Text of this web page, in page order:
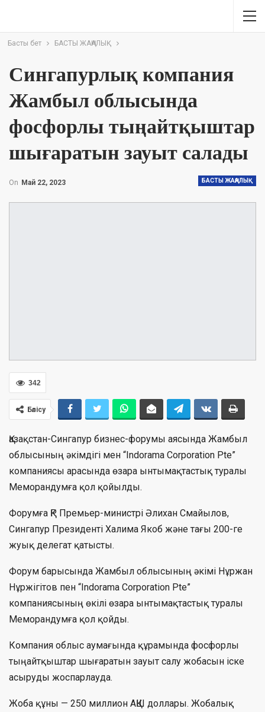
Басты бет БАСТЫ ЖАҢАЛЫҚ
Сингапурлық компания
Жамбыл облысында
фосфорлы тыңайтқыштар
шығаратын зауыт салады
БАСТЫ ЖАҢАЛЫҚ
On Май 22, 2023
342
Бөлісу
Қазақстан-Сингапур бизнес-форумы аясында Жамбыл
облысының әкімдігі мен “Indorama Corporation Pte”
компаниясы арасында өзара ынтымақтастық туралы
Меморандумға қол қойылды.
Форумға ҚР Премьер-министрі Әлихан Смайылов,
Сингапур Президенті Халима Якоб және тағы 200-ге
жуық делегат қатысты.
Форум барысында Жамбыл облысының әкімі Нұржан
Нұржігітов пен “Indorama Corporation Pte”
компаниясының өкілі өзара ынтымақтастық туралы
Меморандумға қол қойды.
Компания облыс аумағында құрамында фосфорлы
тыңайтқыштар шығаратын зауыт салу жобасын іске
асыруды жоспарлауда.
Жоба құны — 250 миллион АҚШ доллары. Жобалық